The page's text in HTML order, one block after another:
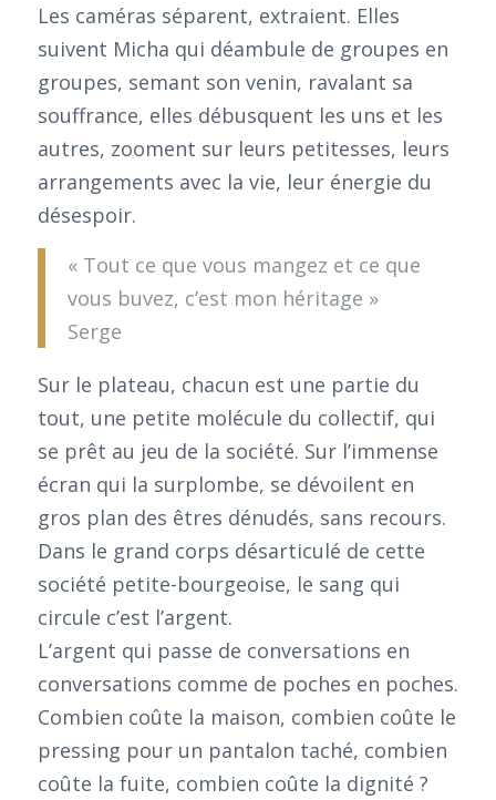
Les caméras séparent, extraient. Elles
suivent Micha qui déambule de groupes en
groupes, semant son venin, ravalant sa
souffrance, elles débusquent les uns et les
autres, zooment sur leurs petitesses, leurs
arrangements avec la vie, leur énergie du
désespoir.
« Tout ce que vous mangez et ce que
vous buvez, c’est mon héritage »
Serge
Sur le plateau, chacun est une partie du
tout, une petite molécule du collectif, qui
se prêt au jeu de la société. Sur l’immense
écran qui la surplombe, se dévoilent en
gros plan des êtres dénudés, sans recours.
Dans le grand corps désarticulé de cette
société petite-bourgeoise, le sang qui
circule c’est l’argent.
L’argent qui passe de conversations en
conversations comme de poches en poches.
Combien coûte la maison, combien coûte le
pressing pour un pantalon taché, combien
coûte la fuite, combien coûte la dignité ?